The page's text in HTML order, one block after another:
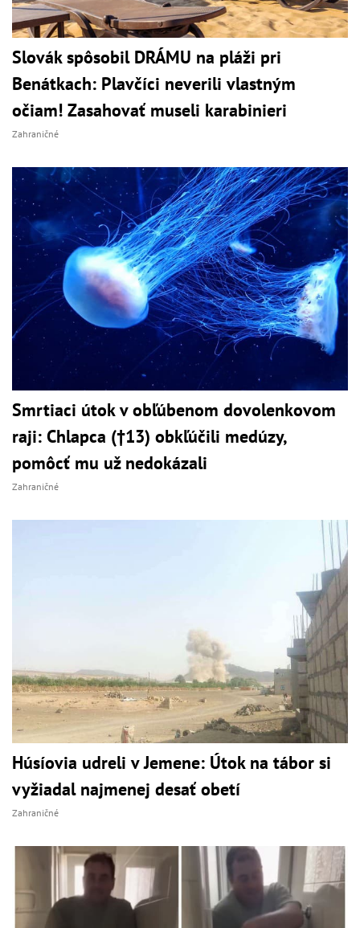
Slovák spôsobil DRÁMU na pláži pri
Benátkach: Plavčíci neverili vlastným
očiam! Zasahovať museli karabinieri
Zahraničné
Smrtiaci útok v obľúbenom dovolenkovom
raji: Chlapca (†13) obkľúčili medúzy,
pomôcť mu už nedokázali
Zahraničné
Húsíovia udreli v Jemene: Útok na tábor si
vyžiadal najmenej desať obetí
Zahraničné